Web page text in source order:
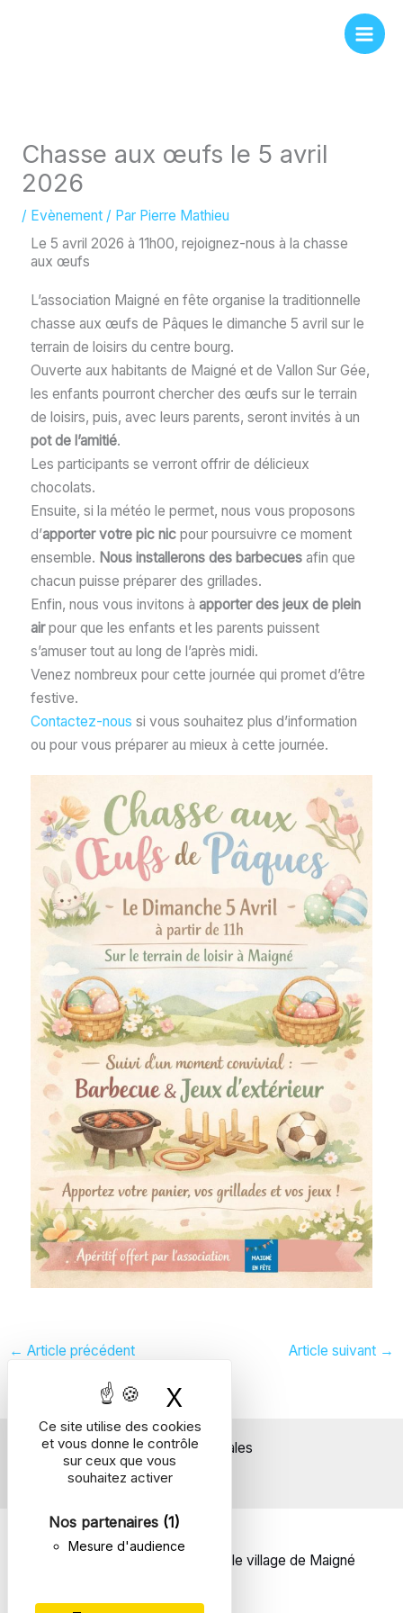
Ce site utilise des cookies
et vous donne le contrôle
sur ceux que vous
souhaitez activer
Nos partenaires (1)
Mesure d'audience
X
Chasse aux œufs le 5 avril
2026
/ Evènement/ Par Pierre Mathieu
Le 5 avril 2026 à 11h00, rejoignez-nous à la chasse
aux œufs
L’association Maigné en fête organise la traditionnelle
chasse aux œufs de Pâques le dimanche 5 avril sur le
terrain de loisirs du centre bourg.
Ouverte aux habitants de Maigné et de Vallon Sur Gée,
les enfants pourront chercher des œufs sur le terrain
de loisirs, puis, avec leurs parents, seront invités à un
pot de l’amitié.
Les participants se verront offrir de délicieux
chocolats.
Ensuite, si la météo le permet, nous vous proposons
d’apporter votre pic nicpour poursuivre ce moment
ensemble. Nous installerons des barbecuesafin que
chacun puisse préparer des grillades.
Enfin, nous vous invitons à apporter des jeux de plein
airpour que les enfants et les parents puissent
s’amuser tout au long de l’après midi.
Venez nombreux pour cette journée qui promet d’être
festive.
Contactez-nous si vous souhaitez plus d’information
ou pour vous préparer au mieux à cette journée.
← Article précédent Article suivant →
Mentions légales
© 2026 | Un site réalisé pour le village de Maigné